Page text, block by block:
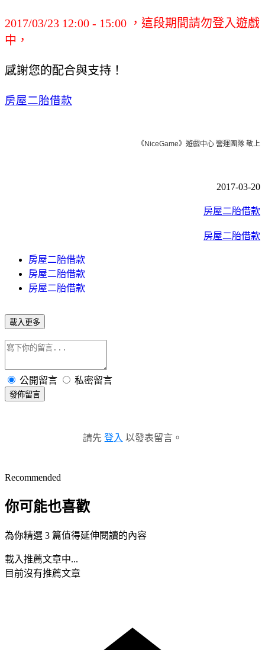
2017/03/23 12:00 - 15:00 ，這段期間請勿登入遊戲
中，
感謝您的配合與支持！
房屋二胎借款
《NiceGame》遊戲中心 營運團隊 敬上
2017-03-20
房屋二胎借款
房屋二胎借款
房屋二胎借款
房屋二胎借款
房屋二胎借款
載入更多
公開留言 私密留言
發佈留言
請先 登入 以發表留言。
Recommended
你可能也喜歡
為你精選 3 篇值得延伸閱讀的內容
載入推薦文章中...
目前沒有推薦文章